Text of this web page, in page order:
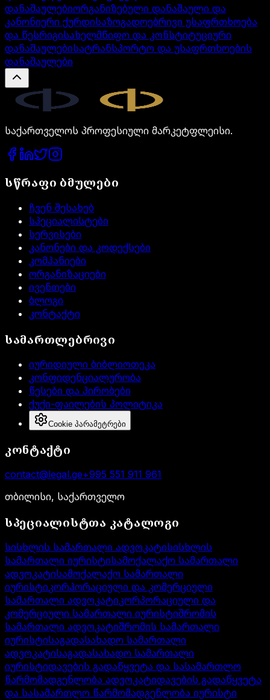
დანაშაულებიორგანიზებული დანაშაული და
კანონიერი ქურდისაზოგადოებრივი უსაფრთხოება
და წესრიგისახელმწიფო და კონსტიტუციური
დანაშაულებისატრანსპორტო და უსაფრთხოების
დანაშაულები
საქართველოს პროფესიული მარკეტფლეისი.
სწრაფი ბმულები
ჩვენ შესახებ
სპეციალისტები
სერვისები
კანონები და კოდექსები
კომპანიები
ორგანიზაციები
ივენთები
ბლოგი
კონტაქტი
სამართლებრივი
იურიდიული ბიბლიოთეკა
კონფიდენციალურობა
წესები და პირობები
ქუქი-ფაილების პოლიტიკა
Cookie პარამეტრები
კონტაქტი
contact@legal.ge+995 551 911 961
თბილისი, საქართველო
სპეციალისტთა კატალოგი
სისხლის სამართალი ადვოკატისისხლის
სამართალი იურისტისამოქალაქო სამართალი
ადვოკატისამოქალაქო სამართალი
იურისტიკორპორაციული და კომერციული
სამართალი ადვოკატიკორპორაციული და
კომერციული სამართალი იურისტიშრომის
სამართალი ადვოკატიშრომის სამართალი
იურისტისაგადასახადო სამართალი
ადვოკატისაგადასახადო სამართალი
იურისტიდავების გადაწყვეტა და სასამართლო
წარმომადგენლობა ადვოკატიდავების გადაწყვეტა
და სასამართლო წარმომადგენლობა იურისტი